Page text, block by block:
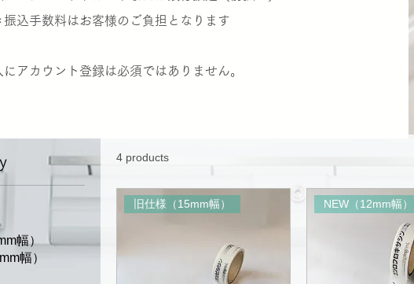
込手数料はお客様のご負担となります
にアカウント登録は必須ではありません。
幅）
幅）
4 products
旧仕様（15mm幅） NEW（12mm幅）